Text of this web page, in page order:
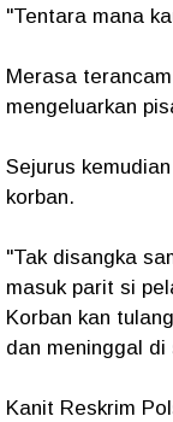
"Tentara mana
Merasa
mengeluarkan
Sejurus
korban.
"Tak disangka
masuk parit si
Korban kan
dan meninggal
Kanit Reskrim